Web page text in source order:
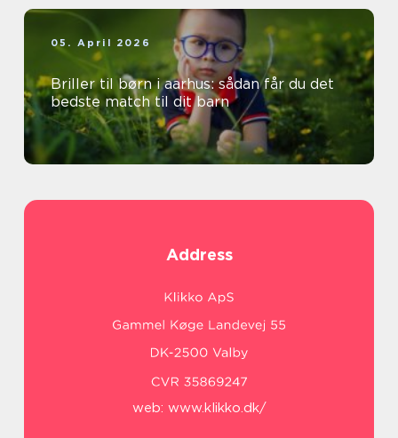
05. April 2026
Briller til børn i aarhus: sådan får du det
bedste match til dit barn
Address
web: www.klikko.dk/